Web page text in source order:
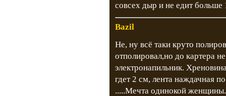
совсех дыр и не едит
Bazil
Не, ну всё таки круто
отполировал,но до картера
электронапильник.
гдет 2 см, лента наждачная
.....Мечта одинокой